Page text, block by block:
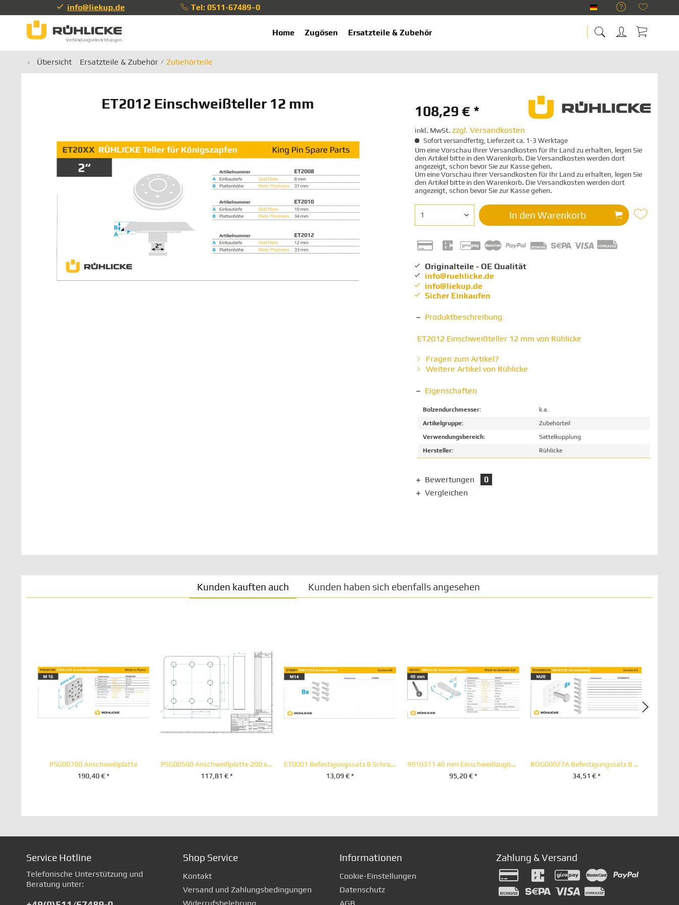
RÜHLICKE Deutsch
info@liekup.de
Tel: 0511-67489–0
Home
Zugösen Ersatzteile & Zubehör
Übersicht Ersatzteile & Zubehör Zubehörteile
ET2012 Einschweißteller 12 mm 108,29 € *
inkl. MwSt. zzgl. Versandkosten
Sofort versandfertig, Lieferzeit ca. 1-3 Werktage
Um eine Vorschau Ihrer Versandkosten für Ihr Land zu erhalten, legen Sie
den Artikel bitte in den Warenkorb. Die Versandkosten werden dort
angezeigt, schon bevor Sie zur Kasse gehen.
Um eine Vorschau Ihrer Versandkosten für Ihr Land zu erhalten, legen Sie
den Artikel bitte in den Warenkorb. Die Versandkosten werden dort
angezeigt, schon bevor Sie zur Kasse gehen.
In den Warenkorb
Originalteile - OE Qualität
info@ruehlicke.de
info@liekup.de
Sicher Einkaufen
Produktbeschreibung
ET2012 Einschweißteller 12 mm von Rühlicke
Fragen zum Artikel?
Weitere Artikel von Rühlicke
Eigenschaften
Bolzendurchmesser:
k.a.
Artikelgruppe:
Zubehörteil
Verwendungsbereich:
Sattelkupplung
Hersteller:
Rühlicke
Bewertungen
0
Vergleichen
Kunden kauften auch Kunden haben sich ebenfalls angesehen
PSG00700 Anschweißplatte
190,40 € *
PSG00500 Anschweißplatte 200 x 190 x 40 mm
117,81 € *
ET0001 Befestigungssatz 8 Schrauben M 14 x 30
13,09 € *
9910311 40 mm Einschweißzugöse 65 x 60 Vollschaft
95,20 € *
ROG00027A Befestigungssatz 8 Schrauben M 20 x 70
34,51 € *
Service Hotline
Telefonische Unterstützung und
Beratung unter:
Shop Service
Kontakt
Versand und Zahlungsbedingungen
Informationen
Cookie-Einstellungen
Datenschutz
Zahlung & Versand